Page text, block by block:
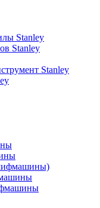
Stanley
Stanley
Stanley